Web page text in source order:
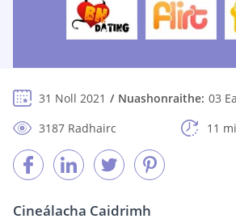
31 Noll 2021 Nuashonraithe: 03
3187 Radhairc
11
Cineálacha Caidrimh